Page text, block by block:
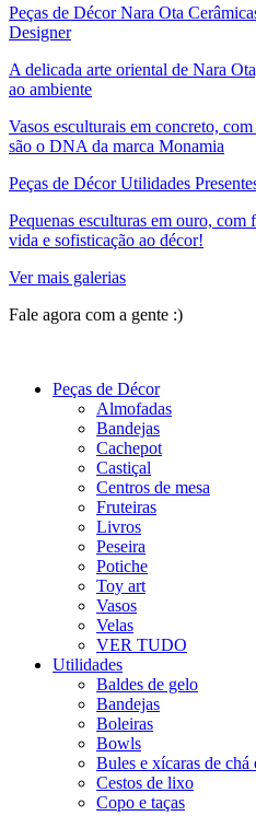
Peças de Décor Nara Ota
Designer
A delicada arte oriental de Nara
ao ambiente
Vasos esculturais em concreto,
são o DNA da marca Monamia
Peças de Décor Utilidades
Pequenas esculturas em ouro, com
vida e sofisticação ao décor!
Ver mais galerias
Fale agora com a gente :)
Peças de Décor
Almofadas
Bandejas
Cachepot
Castiçal
Centros de mesa
Fruteiras
Livros
Peseira
Potiche
Toy art
Vasos
Velas
VER TUDO
Utilidades
Baldes de gelo
Bandejas
Boleiras
Bowls
Bules e xícaras de chá
Cestos de lixo
Copo e taças